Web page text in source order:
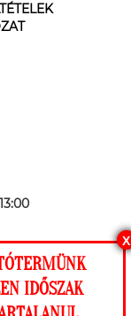
a
X
IDŐSZAK